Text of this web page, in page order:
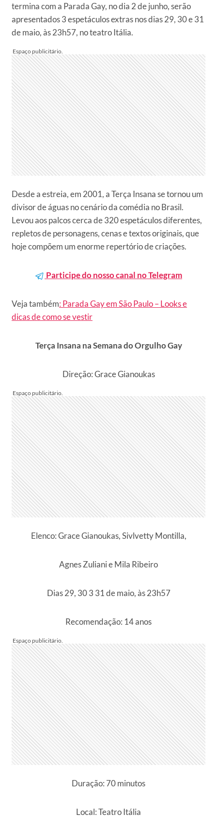
termina com a Parada Gay, no dia 2 de junho, serão
apresentados 3 espetáculos extras nos dias 29, 30 e 31
de maio, às 23h57, no teatro Itália.
Desde a estreia, em 2001, a Terça Insana se tornou um
divisor de águas no cenário da comédia no Brasil.
Levou aos palcos cerca de 320 espetáculos diferentes,
repletos de personagens, cenas e textos originais, que
hoje compõem um enorme repertório de criações.
Participe do nosso canal no Telegram
Veja também: Parada Gay em São Paulo – Looks e
dicas de como se vestir
Terça Insana na Semana do Orgulho Gay
Direção: Grace Gianoukas
Elenco: Grace Gianoukas, Sivlvetty Montilla,
Agnes Zuliani e Mila Ribeiro
Dias 29, 30 3 31 de maio, às 23h57
Recomendação: 14 anos
Duração: 70 minutos
Local: Teatro Itália